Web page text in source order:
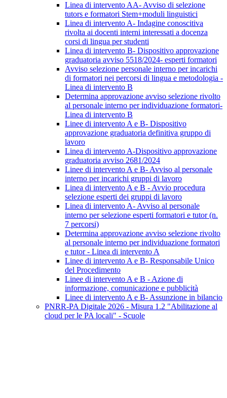
Linea di intervento AA- Avviso di selezione
tutors e formatori Stem+moduli linguistici
Linea di intervento A- Indagine conoscitiva
rivolta ai docenti interni interessati a docenza
corsi di lingua per studenti
Linea di intervento B- Dispositivo approvazione
graduatoria avviso 5518/2024- esperti formatori
Avviso selezione personale interno per incarichi
di formatori nei percorsi di lingua e metodologia -
Linea di intervento B
Determina approvazione avviso selezione rivolto
al personale interno per individuazione formatori-
Linea di intervento B
Linee di intervento A e B- Dispositivo
approvazione graduatoria definitiva gruppo di
lavoro
Linea di intervento A-Dispositivo approvazione
graduatoria avviso 2681/2024
Linee di intervento A e B- Avviso al personale
interno per incarichi gruppi di lavoro
Linea di intervento A e B - Avvio procedura
selezione esperti dei gruppi di lavoro
Linea di intervento A- Avviso al personale
interno per selezione esperti formatori e tutor (n.
7 percorsi)
Determina approvazione avviso selezione rivolto
al personale interno per individuazione formatori
e tutor - Linea di intervento A
Linee di intervento A e B- Responsabile Unico
del Procedimento
Linee di intervento A e B - Azione di
informazione, comunicazione e pubblicità
Linee di intervento A e B- Assunzione in bilancio
PNRR-PA Digitale 2026 - Misura 1.2 "Abilitazione al
cloud per le PA locali" - Scuole